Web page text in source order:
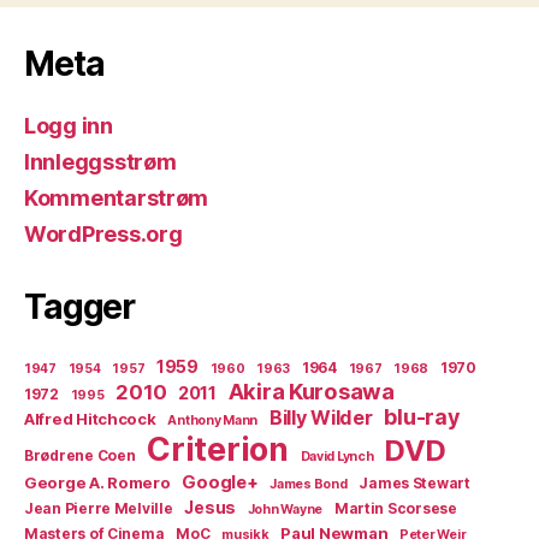
Meta
Logg inn
Innleggsstrøm
Kommentarstrøm
WordPress.org
Tagger
1947 1954 1957 1959 1960 1963 1964 1967 1968
1970
1972
1995 2010 2011 Akira Kurosawa
Alfred Hitchcock Anthony Mann Billy Wilder blu-ray
Brødrene Coen Criterion David Lynch DVD
George A. Romero Google+ James Bond
James Stewart
Jean Pierre Melville
Jesus John Wayne
Martin Scorsese
Masters of Cinema
MoC musikk Paul Newman Peter Weir